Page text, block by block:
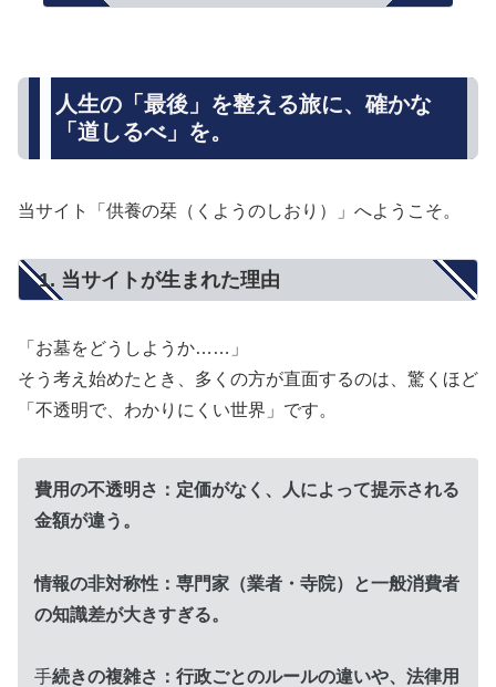
人生の「最後」を整える旅に、確かな
「道しるべ」を。
当サイト「供養の栞（くようのしおり）」へようこそ。
1. 当サイトが生まれた理由
「お墓をどうしようか……」
そう考え始めたとき、多くの方が直面するのは、驚くほど
「不透明で、わかりにくい世界」です。
費用の不透明さ：定価がなく、人によって提示される
金額が違う。
情報の非対称性：専門家（業者・寺院）と一般消費者
の知識差が大きすぎる。
手続きの複雑さ：行政ごとのルールの違いや、法律用